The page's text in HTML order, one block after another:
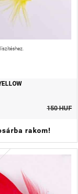
150 HUF
rakom!